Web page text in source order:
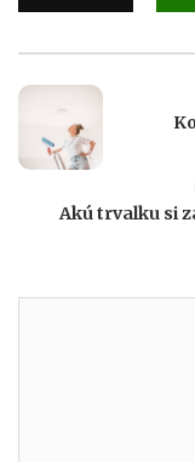
Akú trvalku si